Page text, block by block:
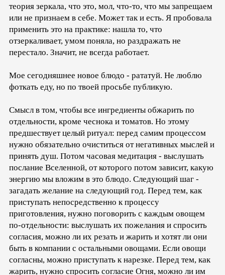
теория зеркала, что это, мол, что-то, что мы запрещаем
или не признаем в себе. Может так и есть. Я пробовала
применить это на практике: нашла то, что
отзеркаливает, умом поняла, но раздражать не
перестало. Значит, не всегда работает.
Мое сегодняшнее новое блюдо - рататуй. Не люблю
фоткать еду, но по твоей просьбе публикую.
Смысл в том, чтобы все ингредиенты обжарить по
отдельности, кроме чеснока и томатов. Но этому
предшествует целый ритуал: перед самим процессом
нужно обязательно очиститься от негативных мыслей и
принять душ. Потом часовая медитация - выслушать
послание Вселенной, от которого потом зависит, какую
энергию мы вложим в это блюдо. Следующий шаг -
загадать желание на следующий год. Перед тем, как
приступать непосредственно к процессу
приготовления, нужно поговорить с каждым овощем
по-отдельности: выслушать их пожелания и спросить
согласия, можно ли их резать и жарить и хотят ли они
быть в компании с остальными овощами. Если овощи
согласны, можно приступать к нарезке. Перед тем, как
жарить, нужно спросить согласие Огня, можно ли им